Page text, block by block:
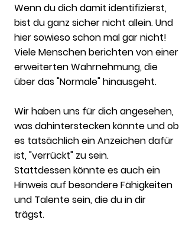
Wenn du dich damit identifizierst,
bist du ganz sicher nicht allein. Und
hier sowieso schon mal gar nicht!
Viele Menschen berichten von einer
erweiterten Wahrnehmung, die
über das "Normale" hinausgeht.
Wir haben uns für dich angesehen,
was dahinterstecken könnte und ob
es tatsächlich ein Anzeichen dafür
ist, "verrückt" zu sein.
Stattdessen könnte es auch ein
Hinweis auf besondere Fähigkeiten
und Talente sein, die du in dir
trägst.